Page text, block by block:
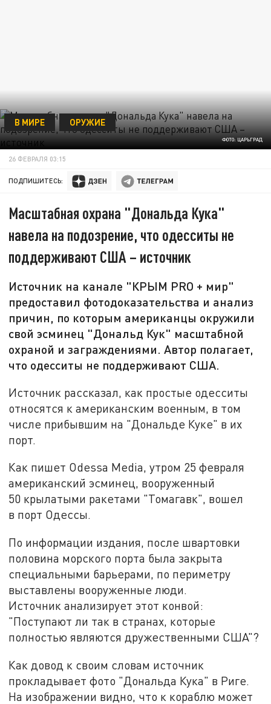
ФОТО: ЦАРЬГРАД
В МИРЕ ОРУЖИЕ
26 ФЕВРАЛЯ 03:15
ПОДПИШИТЕСЬ:
Масштабная охрана "Дональда Кука"
навела на подозрение, что одесситы не
поддерживают США – источник
Источник на канале "КРЫМ PRO + мир"
предоставил фотодоказательства и анализ
причин, по которым американцы окружили
свой эсминец "Дональд Кук" масштабной
охраной и заграждениями. Автор полагает,
что одесситы не поддерживают США.
Источник рассказал, как простые одесситы
относятся к американским военным, в том
числе прибывшим на "Дональде Куке" в их
порт.
Как пишет Odessa Media, утром 25 февраля
американский эсминец, вооруженный
50 крылатыми ракетами "Томагавк", вошел
в порт Одессы.
По информации издания, после швартовки
половина морского порта была закрыта
специальными барьерами, по периметру
выставлены вооруженные люди.
Источник анализирует этот конвой:
"Поступают ли так в странах, которые
полностью являются дружественными США"?
Как довод к своим словам источник
прокладывает фото "Дональда Кука" в Риге.
На изображении видно, что к кораблю может